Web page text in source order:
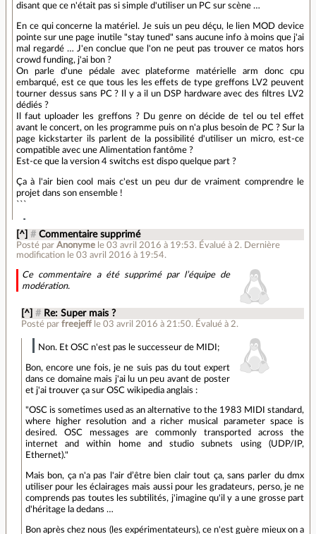
disant que ce n'était pas si simple d'utiliser un PC sur scène …
En ce qui concerne la matériel. Je suis un peu déçu, le lien MOD device
pointe sur une page inutile "stay tuned" sans aucune info à moins que j'ai
mal regardé … J'en conclue que l'on ne peut pas trouver ce matos hors
crowd funding, j'ai bon ?
On parle d'une pédale avec plateforme matérielle arm donc cpu
embarqué, est ce que tous les les effets de type greffons LV2 peuvent
tourner dessus sans PC ? Il y a il un DSP hardware avec des filtres LV2
dédiés ?
Il faut uploader les greffons ? Du genre on décide de tel ou tel effet
avant le concert, on les programme puis on n'a plus besoin de PC ? Sur la
page kickstarter ils parlent de la possibilité d'utiliser un micro, est-ce
compatible avec une Alimentation fantôme ?
Est-ce que la version 4 switchs est dispo quelque part ?
Ça à l'air bien cool mais c'est un peu dur de vraiment comprendre le
projet dans son ensemble !
```
[^] # Commentaire supprimé
Posté parAnonyme le 03 avril 2016 à 19:53. Évalué à 2. Dernière
modification le 03 avril 2016 à 19:54.
Ce commentaire a été supprimé par l’équipe de
modération.
[^] # Re: Super mais ?
Posté par freejeff le 03 avril 2016 à 21:50. Évalué à 2.
Non. Et OSC n'est pas le successeur de MIDI;
Bon, encore une fois, je ne suis pas du tout expert
dans ce domaine mais j'ai lu un peu avant de poster
et j'ai trouver ça sur OSC wikipedia anglais :
"OSC is sometimes used as an alternative to the 1983 MIDI standard,
where higher resolution and a richer musical parameter space is
desired. OSC messages are commonly transported across the
internet and within home and studio subnets using (UDP/IP,
Ethernet)."
Mais bon, ça n'a pas l'air d’être bien clair tout ça, sans parler du dmx
utiliser pour les éclairages mais aussi pour les gradateurs, perso, je ne
comprends pas toutes les subtilités, j'imagine qu'il y a une grosse part
d'héritage la dedans …
Bon après chez nous (les expérimentateurs), ce n'est guère mieux on a